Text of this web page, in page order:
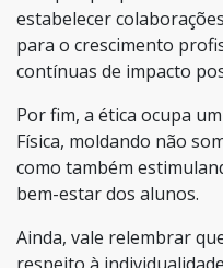
estabelecer
para o crescimento
contínuas de impacto
Por fim, a ética ocupa
Física, moldando não
como também
bem-estar dos alunos.
Ainda, vale relembrar